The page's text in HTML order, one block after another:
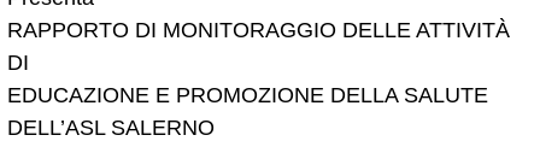
RAPPORTO DI MONITORAGGIO DELLE ATTIVITÀ
DI
EDUCAZIONE E PROMOZIONE DELLA SALUTE
DELL’ASL SALERNO